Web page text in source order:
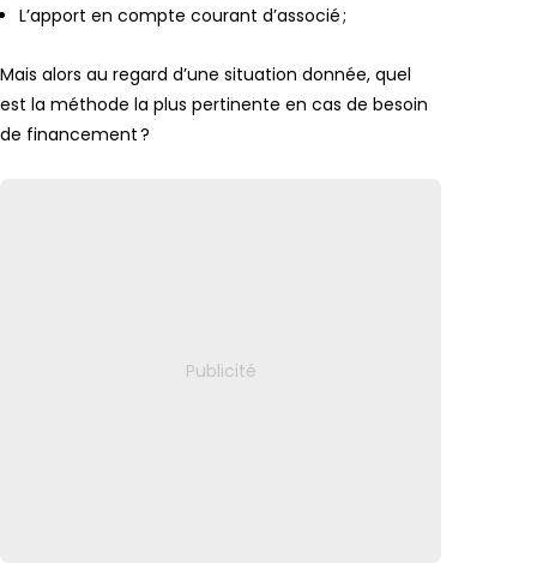
L’apport en compte courant d’associé ;
Mais alors au regard d’une situation donnée, quel
est la méthode la plus pertinente en cas de besoin
de financement ?